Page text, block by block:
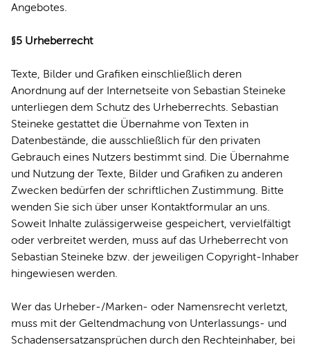
Angebotes.
§5 Urheberrecht
Texte, Bilder und Grafiken einschließlich deren
Anordnung auf der Internetseite von Sebastian Steineke
unterliegen dem Schutz des Urheberrechts. Sebastian
Steineke gestattet die Übernahme von Texten in
Datenbestände, die ausschließlich für den privaten
Gebrauch eines Nutzers bestimmt sind. Die Übernahme
und Nutzung der Texte, Bilder und Grafiken zu anderen
Zwecken bedürfen der schriftlichen Zustimmung. Bitte
wenden Sie sich über unser Kontaktformular an uns.
Soweit Inhalte zulässigerweise gespeichert, vervielfältigt
oder verbreitet werden, muss auf das Urheberrecht von
Sebastian Steineke bzw. der jeweiligen Copyright-Inhaber
hingewiesen werden.
Wer das Urheber-/Marken- oder Namensrecht verletzt,
muss mit der Geltendmachung von Unterlassungs- und
Schadensersatzansprüchen durch den Rechteinhaber, bei